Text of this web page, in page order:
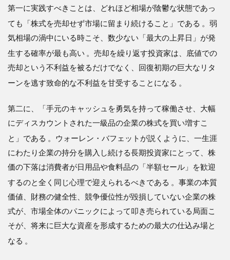
第一に実践すべきことは、どれほど相場が陰鬱な状態であっ
ても「株式を売却せず市場に留まり続けること」である 。弱
気相場の渦中にいる時こそ、数少ない「最大の上昇日」が発
生する確率が最も高い 。売却を繰り返す投資家は、底値での
売却という不利益を被るだけでなく、回復初期の巨大なリタ
ーンを逃す致命的な不利益を甘受することになる 。
第二に、「手元のキャッシュを勇気を持って稼働させ、大幅
にディスカウントされた一級品の企業の株式を買い増すこ
と」である 。ウォーレン・バフェットが説くように、一生涯
にわたり企業の持分を購入し続ける長期投資家にとって、株
価の下落は消費者が日用品や食料品の「半額セール」を歓迎
するのと全く同じ心理で迎えられるべきである 。事業の本質
価値、財務の健全性、競争優位性が毀損していない企業の株
式が、市場全体のパニックによって叩き売られている局面こ
そが、将来に巨大な資産を形成するための最大の仕込み場と
なる 。